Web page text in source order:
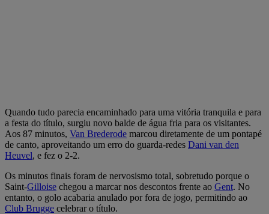
Quando tudo parecia encaminhado para uma vitória tranquila e para
a festa do título, surgiu novo balde de água fria para os visitantes.
Aos 87 minutos, Van Brederode marcou diretamente de um pontapé
de canto, aproveitando um erro do guarda-redes Dani van den
Heuvel, e fez o 2-2.
Os minutos finais foram de nervosismo total, sobretudo porque o
Saint-Gilloise chegou a marcar nos descontos frente ao Gent. No
entanto, o golo acabaria anulado por fora de jogo, permitindo ao
Club Brugge celebrar o título.